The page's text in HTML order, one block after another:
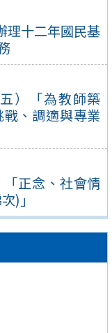
理十二年國民基
）「為教師築
、調適與專業
正念、社會情
)」